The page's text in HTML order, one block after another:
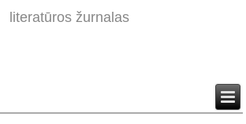
literatūros žurnalas